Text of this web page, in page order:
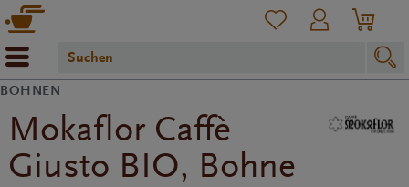
BOHNEN
Mokaflor Caffè
Giusto BIO, Bohne